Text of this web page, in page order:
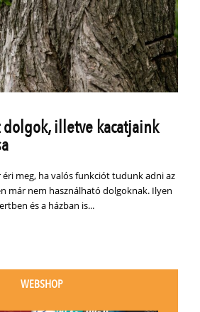
illetve kacatjaink
meg, ha valós funkciót tudunk adni az
már nem használható dolgoknak. Ilyen
és a házban is...
WEBSHOP